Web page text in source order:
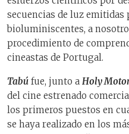
secuencias de luz emitidas
bioluminiscentes, a
procedimiento de
cineastas de Portugal.
Tabú fue, junto a Holy
del cine estrenado
los primeros puestos en
se haya realizado en los